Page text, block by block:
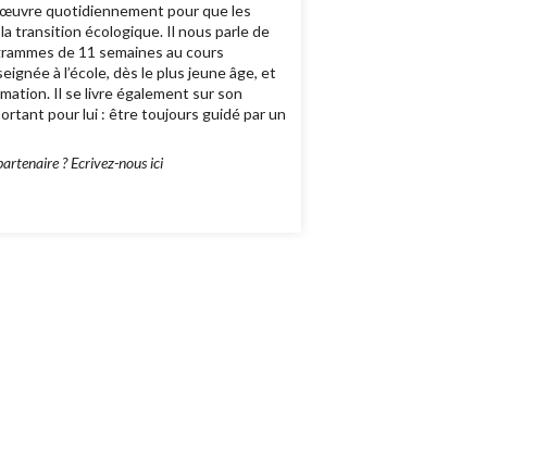
quotidiennement pour que les
transition écologique. Il nous parle de
de 11 semaines au cours
à l’école, dès le plus jeune âge, et
Il se livre également sur son
pour lui : être toujours guidé par un
? Ecrivez-nous ici